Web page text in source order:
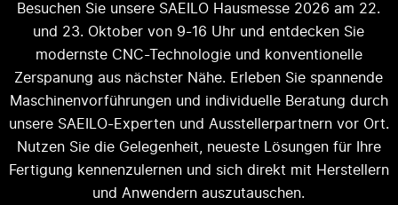
Besuchen Sie unsere SAEILO Hausmesse 2026 am 22.
und 23. Oktober von 9-16 Uhr und entdecken Sie
modernste CNC-Technologie und konventionelle
Zerspanung aus nächster Nähe. Erleben Sie spannende
Maschinenvorführungen und individuelle Beratung durch
unsere SAEILO-Experten und Ausstellerpartnern vor Ort.
Nutzen Sie die Gelegenheit, neueste Lösungen für Ihre
Fertigung kennenzulernen und sich direkt mit Herstellern
und Anwendern auszutauschen.